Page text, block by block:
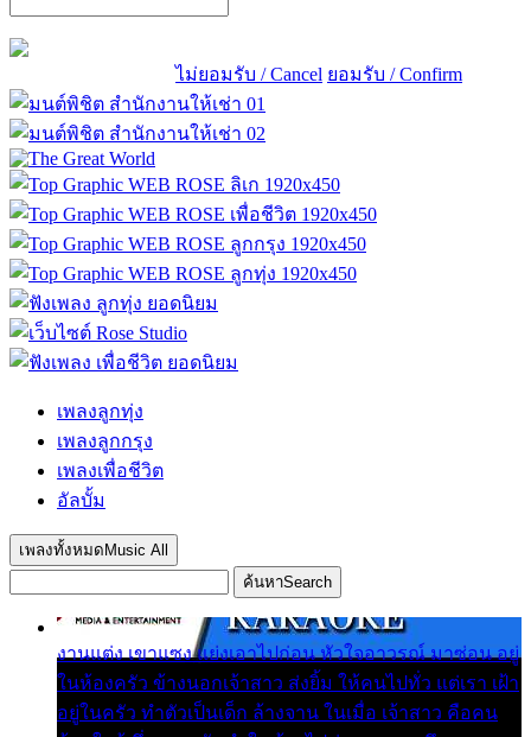
ไม่ยอมรับ / Cancel ยอมรับ / Confirm
เพลงลูกทุ่ง
เพลงลูกกรุง
เพลงเพื่อชีวิต
อัลบั้ม
เพลงทั้งหมด Music All
ค้นหาSearch
งานแต่ง เขาแซง แย่งเอาไปก่อน หัวใจอาวรณ์ มาซ่อน อยู่
ในห้องครัว ข้างนอกเจ้าสาว ส่งยิ้ม ให้คนไปทั่ว แต่เรา เฝ้า
อยู่ในครัว ทำตัวเป็นเด็ก ล้างจาน ในเมื่อ เจ้าสาว คือคน